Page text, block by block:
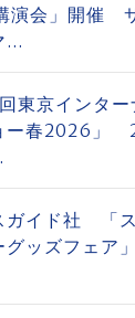
演会」開催
...
回東京インタ
ー春2026」
ガイド社 「
グッズフェア